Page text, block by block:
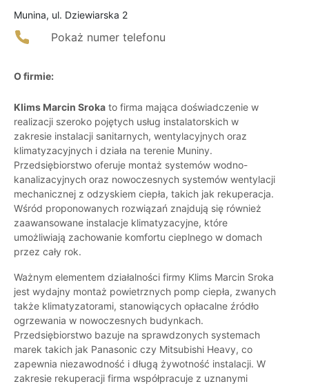
Munina, ul. Dziewiarska 2
Pokaż numer telefonu
O firmie:
Klims Marcin Sroka to firma mająca doświadczenie w
realizacji szeroko pojętych usług instalatorskich w
zakresie instalacji sanitarnych, wentylacyjnych oraz
klimatyzacyjnych i działa na terenie Muniny.
Przedsiębiorstwo oferuje montaż systemów wodno-
kanalizacyjnych oraz nowoczesnych systemów wentylacji
mechanicznej z odzyskiem ciepła, takich jak rekuperacja.
Wśród proponowanych rozwiązań znajdują się również
zaawansowane instalacje klimatyzacyjne, które
umożliwiają zachowanie komfortu cieplnego w domach
przez cały rok.
Ważnym elementem działalności firmy Klims Marcin Sroka
jest wydajny montaż powietrznych pomp ciepła, zwanych
także klimatyzatorami, stanowiących opłacalne źródło
ogrzewania w nowoczesnych budynkach.
Przedsiębiorstwo bazuje na sprawdzonych systemach
marek takich jak Panasonic czy Mitsubishi Heavy, co
zapewnia niezawodność i długą żywotność instalacji. W
zakresie rekuperacji firma współpracuje z uznanymi